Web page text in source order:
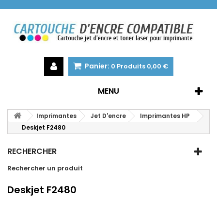
Panier: 0 Produits 0,00 €
MENU
Imprimantes Jet D'encre
Imprimantes HP
Deskjet F2480
RECHERCHER
Rechercher un produit
Deskjet F2480